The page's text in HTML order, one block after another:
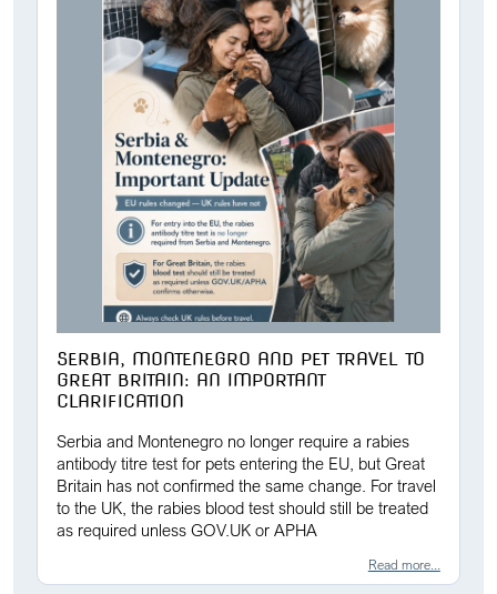
SERBIA, MONTENEGRO AND PET TRAVEL TO
GREAT BRITAIN: AN IMPORTANT
CLARIFICATION
Serbia and Montenegro no longer require a rabies
antibody titre test for pets entering the EU, but Great
Britain has not confirmed the same change. For travel
to the UK, the rabies blood test should still be treated
as required unless GOV.UK or APHA
Read more...